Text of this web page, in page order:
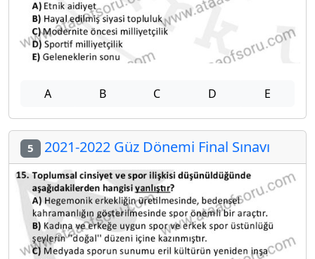
A B C D E
5 2021-2022 Güz Dönemi Final Sınavı